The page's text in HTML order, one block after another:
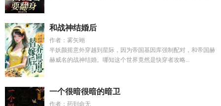
和战神结婚后
作者：雾矢翊
半妖颜摇意外穿越到星际，因为帝国基因库强制配对，和帝国赫
赫威名的战神结婚。哪知这个世界竟然是快穿者攻略...
一个很暗很暗的暗卫
作者：药到命无